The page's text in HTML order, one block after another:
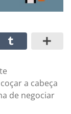
a cabeça
de negociar